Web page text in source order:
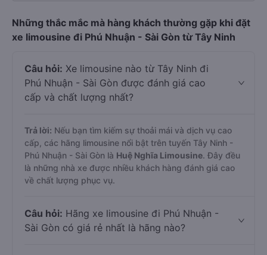
Những thắc mắc mà hàng khách thường gặp khi đặt
xe limousine đi Phú Nhuận - Sài Gòn từ Tây Ninh
Câu hỏi: Xe limousine nào từ Tây Ninh đi
Phú Nhuận - Sài Gòn được đánh giá cao
cấp và chất lượng nhất?
Trả lời: Nếu bạn tìm kiếm sự thoải mái và dịch vụ cao
cấp, các hãng limousine nổi bật trên tuyến Tây Ninh -
Phú Nhuận - Sài Gòn là Huệ Nghĩa Limousine. Đây đều
là những nhà xe được nhiều khách hàng đánh giá cao
về chất lượng phục vụ.
Câu hỏi: Hãng xe limousine đi Phú Nhuận -
Sài Gòn có giá rẻ nhất là hãng nào?